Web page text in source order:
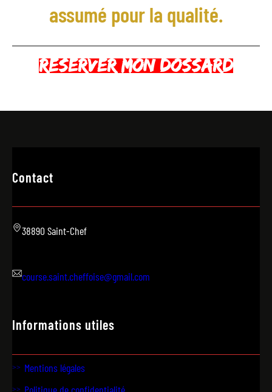
assumé pour la qualité.
Reserver mon dossard
Contact
38890 Saint-Chef
course.saint.cheffoise@gmail.com
Informations utiles
Mentions légales